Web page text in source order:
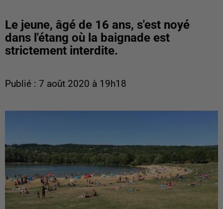
Le jeune, âgé de 16 ans, s'est noyé
dans l'étang où la baignade est
strictement interdite.
Publié : 7 août 2020 à 19h18